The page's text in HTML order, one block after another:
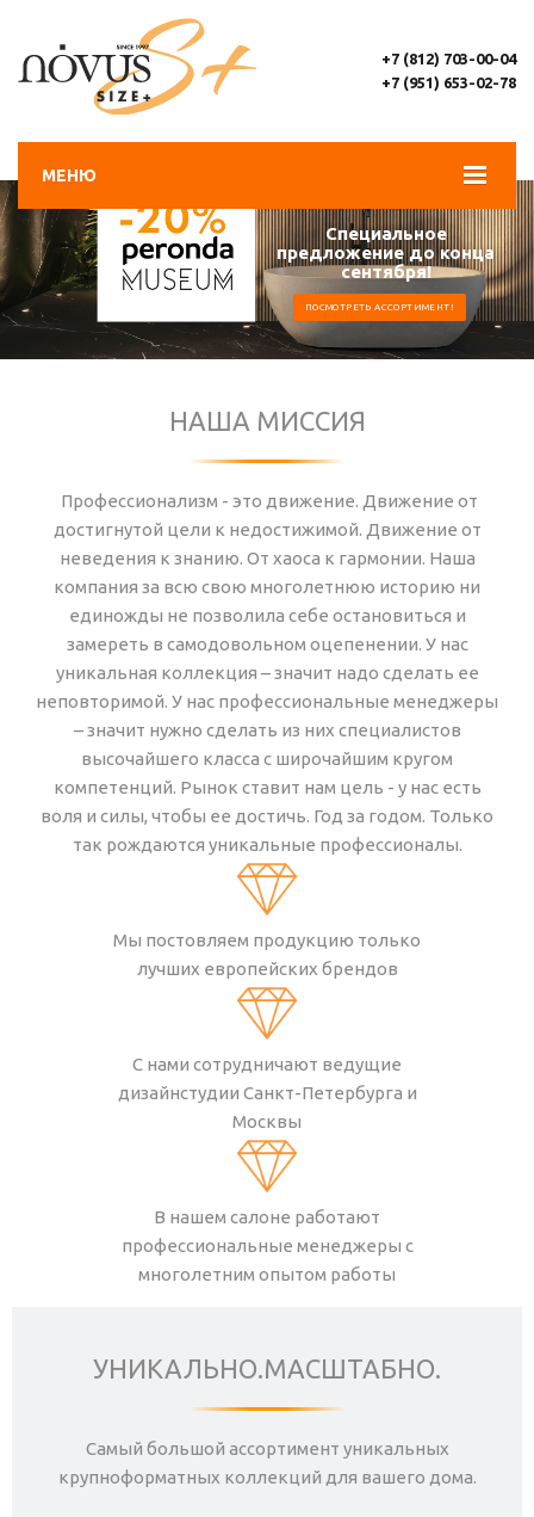
МЕНЮ
+7 (812) 703-00-04
+7 (951) 653-02-78
Специальное
предложение до конца
сентября!
ПОСМОТРЕТЬ АССОРТИМЕНТ!
НАША МИССИЯ
Профессионализм - это движение. Движение от
достигнутой цели к недостижимой. Движение от
неведения к знанию. От хаоса к гармонии. Наша
компания за всю свою многолетнюю историю ни
единожды не позволила себе остановиться и
замереть в самодовольном оцепенении. У нас
уникальная коллекция – значит надо сделать ее
неповторимой. У нас профессиональные менеджеры
– значит нужно сделать из них специалистов
высочайшего класса с широчайшим кругом
компетенций. Рынок ставит нам цель - у нас есть
воля и силы, чтобы ее достичь. Год за годом. Только
так рождаются уникальные профессионалы.
Мы постовляем продукцию только
лучших европейских брендов
С нами сотрудничают ведущие
дизайнстудии Санкт-Петербурга и
Москвы
В нашем салоне работают
профессиональные менеджеры с
многолетним опытом работы
УНИКАЛЬНО.МАСШТАБНО.
Самый большой ассортимент уникальных
крупноформатных коллекций для вашего дома.